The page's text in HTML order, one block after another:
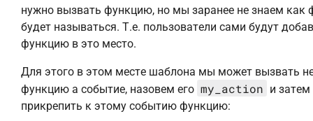
нужно вызвать функцию, но мы заранее не знаем как
будет называться. Т.е. пользователи сами будут
функцию в это место.
Для этого в этом месте шаблона мы может вызвать
функцию а событие, назовем его my_action и затем
прикрепить к этому событию функцию: